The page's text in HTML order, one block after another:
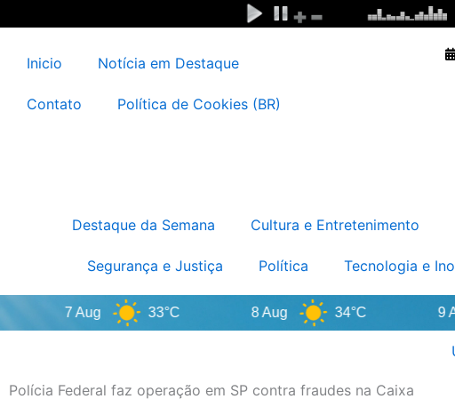
Inicio Notícia em Destaque
Contato Política de Cookies (BR)
Destaque da Semana Cultura e Entretenimento
Segurança e Justiça Política Tecnologia e
7 Aug 33°C 8 Aug 34°C 9 Aug
Polícia Federal faz operação em SP contra fraudes na Caixa